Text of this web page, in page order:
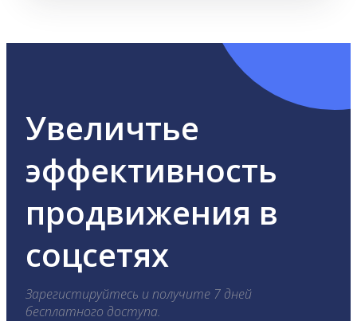
Увеличтье
эффективность
продвижения в
соцсетях
Зарегистируйтесь и получите 7 дней
бесплатного доступа.